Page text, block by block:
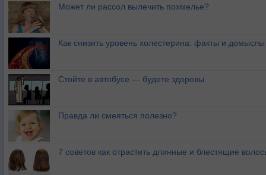
Может ли рассол вылечить похмелье?
Как снизить уровень холестерина: факты и домыслы
Стойте в автобусе — будете здоровы
Правда ли смеяться полезно?
7 советов как отрастить длинные и блестящие